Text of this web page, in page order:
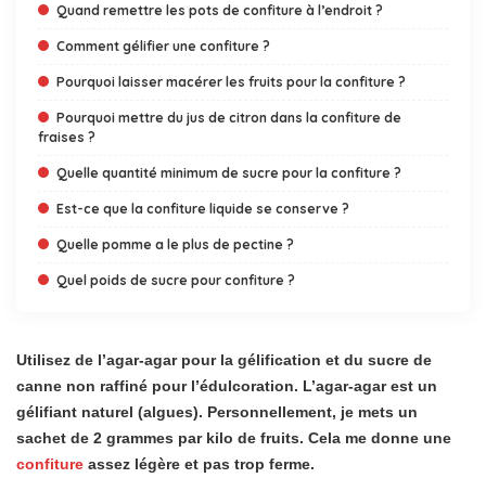
Quand remettre les pots de confiture à l’endroit ?
Comment gélifier une confiture ?
Pourquoi laisser macérer les fruits pour la confiture ?
Pourquoi mettre du jus de citron dans la confiture de
fraises ?
Quelle quantité minimum de sucre pour la confiture ?
Est-ce que la confiture liquide se conserve ?
Quelle pomme a le plus de pectine ?
Quel poids de sucre pour confiture ?
Utilisez de l’agar-agar pour la gélification et du sucre de
canne non raffiné pour l’édulcoration. L’agar-agar est un
gélifiant naturel (algues). Personnellement, je mets un
sachet de 2 grammes par kilo de fruits. Cela me donne une
confiture assez légère et pas trop ferme.